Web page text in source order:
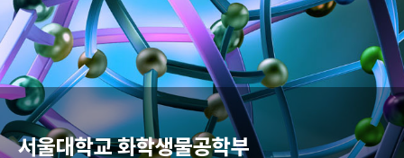
서울대학교 화학생물공학부